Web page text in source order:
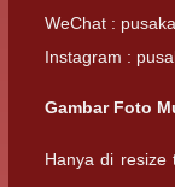
WeChat :
Instagram :
Gambar Foto
Hanya di resize